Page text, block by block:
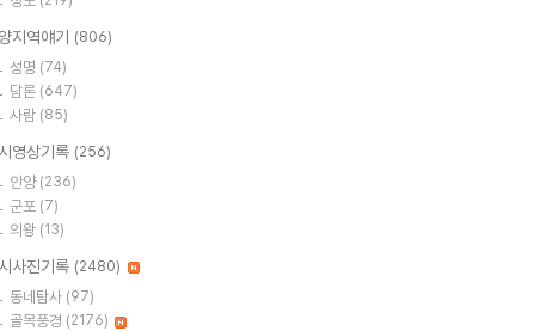
지역얘기 (806)
성명 (74)
담론 (647)
사람 (85)
영상기록 (256)
안양 (236)
군포 (7)
의왕 (13)
사진기록 (2480)
동네탐사 (97)
골목풍경 (2176)